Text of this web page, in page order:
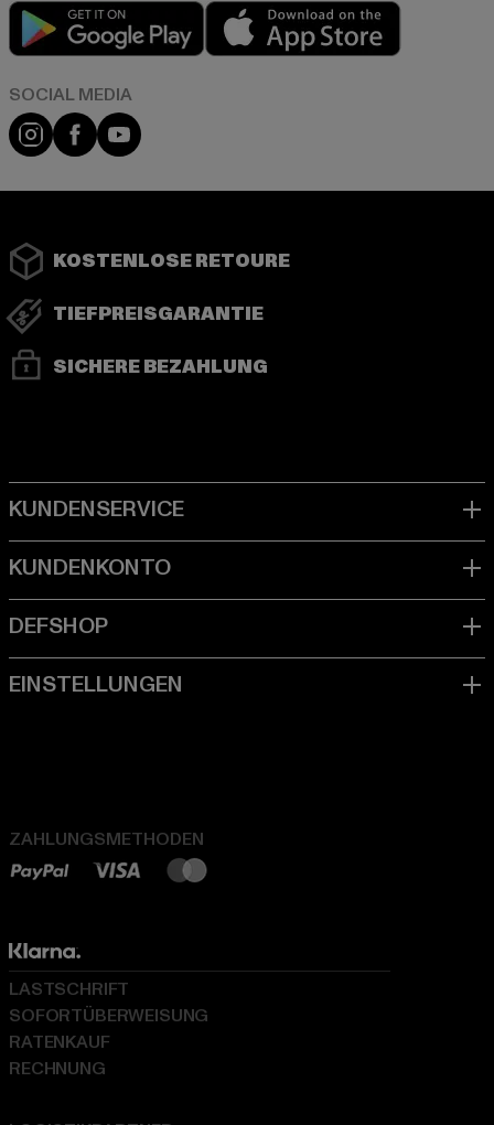
Play market
Instagram
FacebookYouTube
KOSTENLOSE RETOURE
TIEFPREISGARANTIE
SICHERE BEZAHLUNG
ZAHLUNGSMETHODEN
LASTSCHRIFT
SOFORTÜBERWEISUNG
RATENKAUF
RECHNUNG